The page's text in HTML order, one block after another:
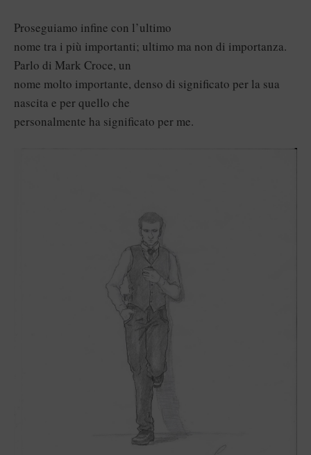
Proseguiamo infine con l’ultimo
nome tra i più importanti; ultimo ma non di importanza.
Parlo di Mark Croce, un
nome molto importante, denso di significato per la sua
nascita e per quello che
personalmente ha significato per me.